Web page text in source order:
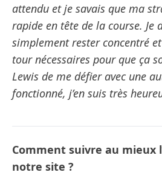
attendu et je savais que ma
rapide en tête de la course. Je
simplement rester concentré
tour nécessaires pour que ça
Lewis de me défier avec une
fonctionné, j’en suis très
Comment suivre au mieux
notre site ?